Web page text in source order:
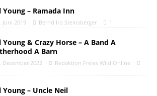
Young – Ramada Inn
Juni 2019 Bernd Iro Steinsberger 1
Young & Crazy Horse – A Band A
A Barn
Dezember 2022
Redaktion Freies Wild Online
Young – Uncle Neil